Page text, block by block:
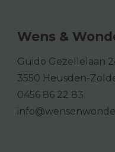
Wens &
Guido Gezellelaan
3550 Heusden-
0456 86 22 83